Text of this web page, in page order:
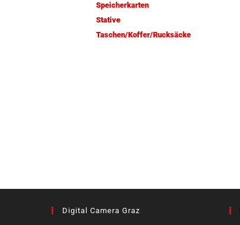
Speicherkarten
Stative
Taschen/Koffer/Rucksäcke
Digital Camera Graz